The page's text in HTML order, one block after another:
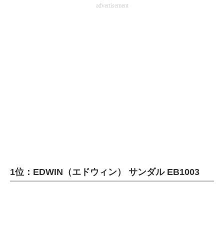
advertisement
1位：EDWIN（エドウィン） サンダル EB1003